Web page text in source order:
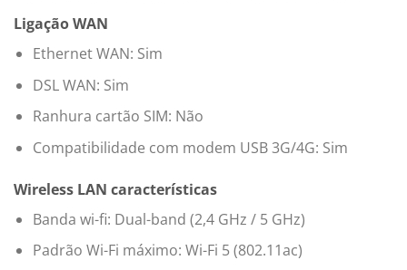
Ligação WAN
Ethernet WAN: Sim
DSL WAN: Sim
Ranhura cartão SIM: Não
Compatibilidade com modem USB 3G/4G: Sim
Wireless LAN características
Banda wi-fi: Dual-band (2,4 GHz / 5 GHz)
Padrão Wi-Fi máximo: Wi-Fi 5 (802.11ac)